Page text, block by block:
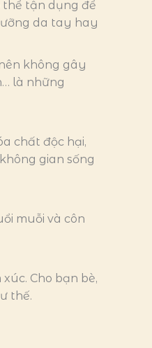
thể tận dụng để
da tay hay
không gây
là những
chất độc hại,
gian sống
muỗi và côn
Cho bạn bè,
thế.